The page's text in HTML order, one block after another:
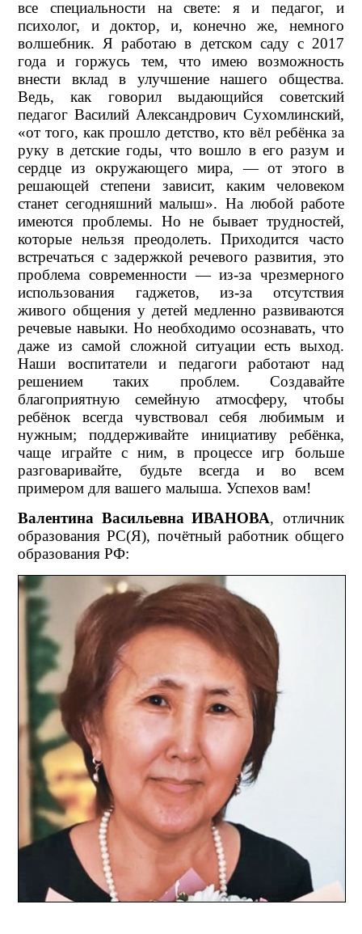
все специальности на свете: я и педагог, и
психолог, и доктор, и, конечно же, немного
волшебник. Я работаю в детском саду с 2017
года и горжусь тем, что имею возможность
внести вклад в улучшение нашего общества.
Ведь, как говорил выдающийся советский
педагог Василий Александрович Сухомлинский,
«от того, как прошло детство, кто вёл ребёнка за
руку в детские годы, что вошло в его разум и
сердце из окружающего мира, — от этого в
решающей степени зависит, каким человеком
станет сегодняшний малыш». На любой работе
имеются проблемы. Но не бывает трудностей,
которые нельзя преодолеть. Приходится часто
встречаться с задержкой речевого развития, это
проблема современности — из-за чрезмерного
использования гаджетов, из-за отсутствия
живого общения у детей медленно развиваются
речевые навыки. Но необходимо осознавать, что
даже из самой сложной ситуации есть выход.
Наши воспитатели и педагоги работают над
решением таких проблем. Создавайте
благоприятную семейную атмосферу, чтобы
ребёнок всегда чувствовал себя любимым и
нужным; поддерживайте инициативу ребёнка,
чаще играйте с ним, в процессе игр больше
разговаривайте, будьте всегда и во всем
примером для вашего малыша. Успехов вам!
Валентина Васильевна ИВАНОВА, отличник
образования РС(Я), почётный работник общего
образования РФ: